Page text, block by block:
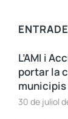
L’AMI i
portar la
30 de juliol